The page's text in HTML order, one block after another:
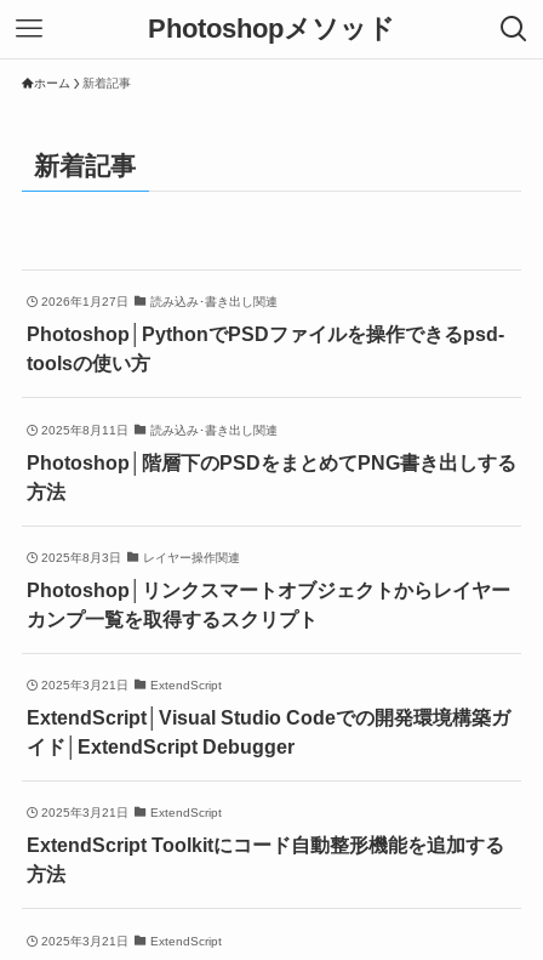
Photoshopメソッド
ホーム 新着記事
新着記事
2026年1月27日 読み込み･書き出し関連
Photoshop│PythonでPSDファイルを操作できるpsd-
toolsの使い方
2025年8月11日 読み込み･書き出し関連
Photoshop│階層下のPSDをまとめてPNG書き出しする
方法
2025年8月3日 レイヤー操作関連
Photoshop│リンクスマートオブジェクトからレイヤー
カンプ一覧を取得するスクリプト
2025年3月21日 ExtendScript
ExtendScript│Visual Studio Codeでの開発環境構築ガ
イド│ExtendScript Debugger
2025年3月21日 ExtendScript
ExtendScript Toolkitにコード自動整形機能を追加する
方法
2025年3月21日 ExtendScript